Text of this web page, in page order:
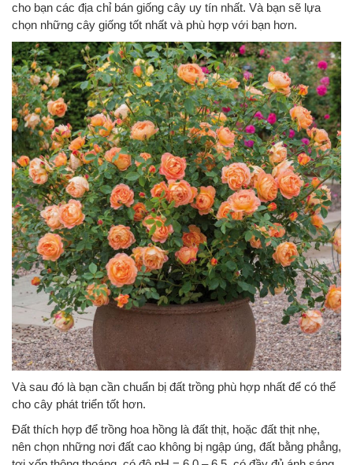
cho bạn các địa chỉ bán giống cây uy tín nhất. Và bạn sẽ lựa
chọn những cây giống tốt nhất và phù hợp với bạn hơn.
Và sau đó là bạn cần chuẩn bị đất trồng phù hợp nhất để có thể
cho cây phát triển tốt hơn.
Đất thích hợp để trồng hoa hồng là đất thịt, hoặc đất thịt nhẹ,
nên chọn những nơi đất cao không bị ngập úng, đất bằng phẳng,